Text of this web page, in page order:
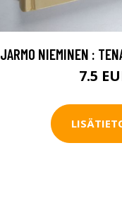
JARMO NIEMINEN :
7.5